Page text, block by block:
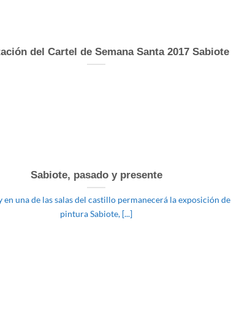
del Cartel de Semana Santa 2017 Sabiote
Sabiote, pasado y presente
en una de las salas del castillo permanecerá la exposición de
pintura Sabiote, [...]